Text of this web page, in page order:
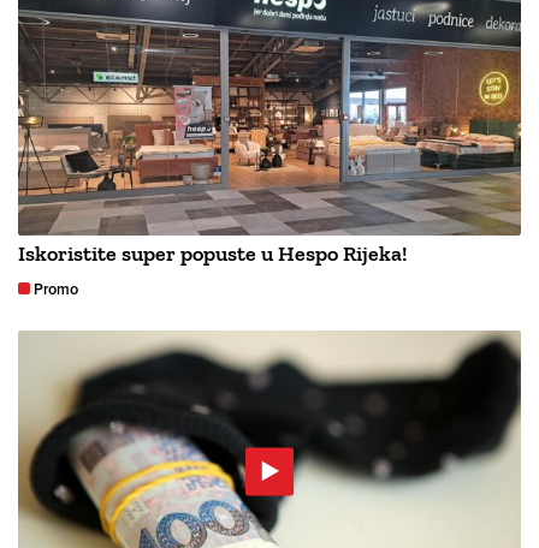
Iskoristite super popuste u Hespo Rijeka!
Promo